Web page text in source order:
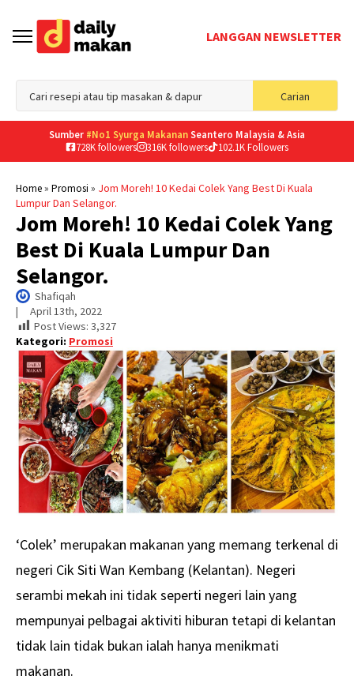
LANGGAN NEWSLETTER
Carian
for:
Sumber #No1 Syurga MakananSeantero Malaysia & Asia
728K followers
316K followers 102.1K Followers
Home» Promosi » Jom Moreh! 10 Kedai Colek Yang Best Di Kuala
Lumpur Dan Selangor.
Jom Moreh! 10 Kedai Colek Yang
Best Di Kuala Lumpur Dan
Selangor.
Shafiqah
| April 13th, 2022
Post Views: 3,327
Kategori: Promosi
‘Colek’ merupakan makanan yang memang terkenal di
negeri Cik Siti Wan Kembang (Kelantan). Negeri
serambi mekah ini tidak seperti negeri lain yang
mempunyai pelbagai aktiviti hiburan tetapi di kelantan
tidak lain tidak bukan ialah hanya menikmati
makanan.